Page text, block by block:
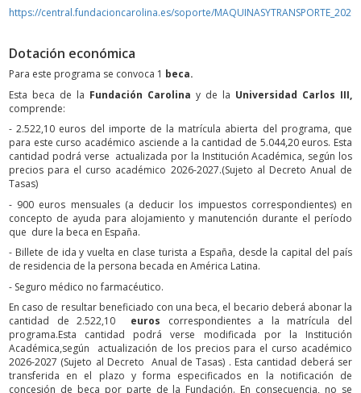
https://central.fundacioncarolina.es/soporte/MAQUINASYTRANSPORTE_2026
Dotación económica
Para este programa se convoca 1 beca.
Esta beca de la Fundación Carolina y de la Universidad Carlos III,
comprende:
- 2.522,10 euros del importe de la matrícula abierta del programa, que
para este curso académico asciende a la cantidad de 5.044,20 euros. Esta
cantidad podrá verse actualizada por la Institución Académica, según los
precios para el curso académico 2026-2027.(Sujeto al Decreto Anual de
Tasas)
- 900 euros mensuales (a deducir los impuestos correspondientes) en
concepto de ayuda para alojamiento y manutención durante el período
que dure la beca en España.
- Billete de ida y vuelta en clase turista a España, desde la capital del país
de residencia de la persona becada en América Latina.
- Seguro médico no farmacéutico.
En caso de resultar beneficiado con una beca, el becario deberá abonar la
cantidad de 2.522,10
euros correspondientes a la matrícula del
programa.Esta cantidad podrá verse modificada por la Institución
Académica,según actualización de los precios para el curso académico
2026-2027 (Sujeto al Decreto Anual de Tasas) . Esta cantidad deberá ser
transferida en el plazo y forma especificados en la notificación de
concesión de beca por parte de la Fundación. En consecuencia, no se